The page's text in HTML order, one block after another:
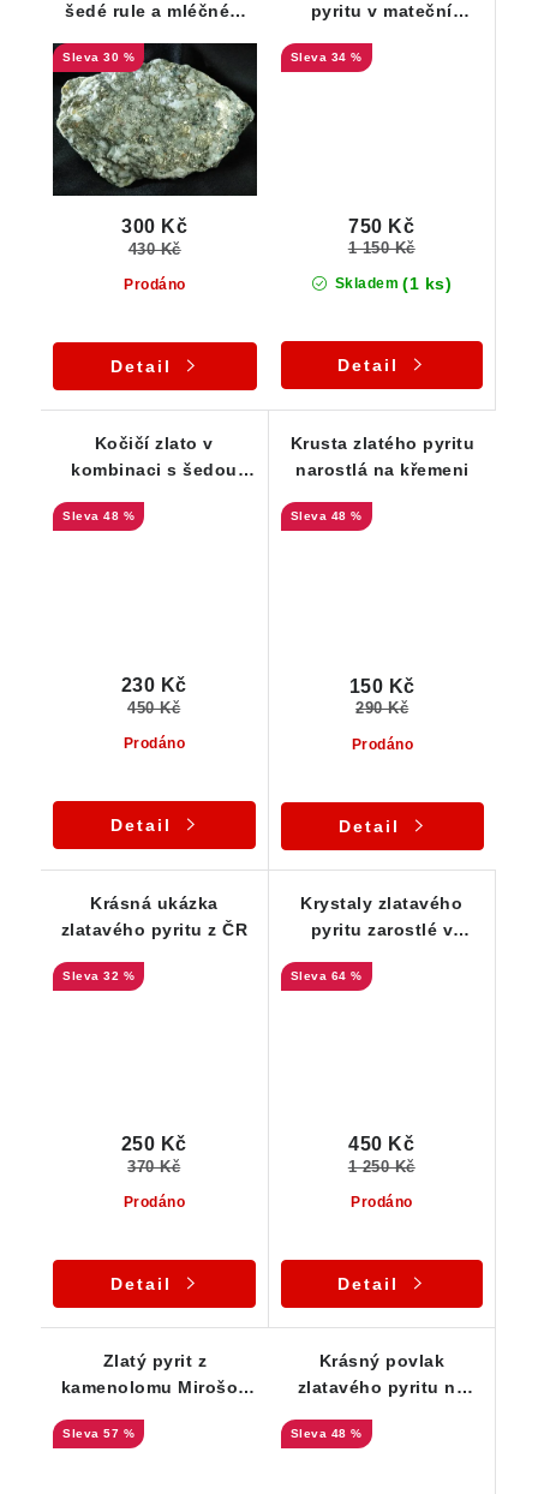
šedé rule a mléčném
30 %
Prodáno
300 Kč
430 Kč
Detail
pyritu v mateční
34 %
Skladem (1 ks)
750 Kč
1 150 Kč
Detail
Kočičí zlato v
kombinaci s šedou
48 %
Prodáno
230 Kč
450 Kč
Detail
Krusta zlatého pyritu
narostlá na křemeni
48 %
Prodáno
150 Kč
290 Kč
Detail
Krásná ukázka
zlatavého pyritu z ČR
32 %
Prodáno
250 Kč
370 Kč
Detail
Krystaly zlatavého
pyritu zarostlé v
Smolník - Slovensko
64 %
Prodáno
450 Kč
1 250 Kč
Detail
Zlatý pyrit z
kamenolomu Mirošov
57 %
Krásný povlak
zlatavého pyritu na
48 %